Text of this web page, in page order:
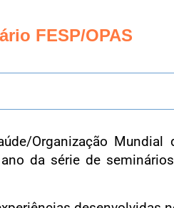
FESP/OPAS
Organização
da série de